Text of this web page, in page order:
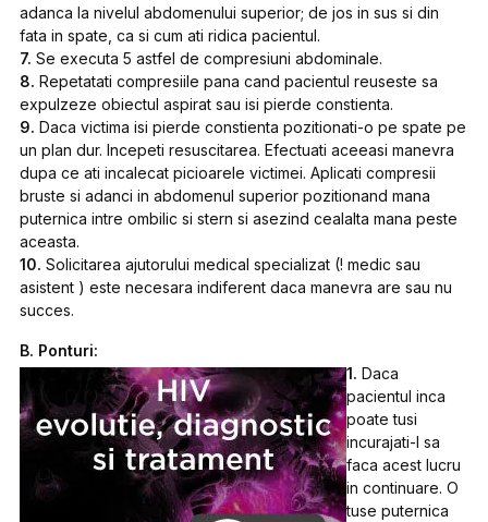
adanca la nivelul abdomenului superior; de jos in sus si din
fata in spate, ca si cum ati ridica pacientul.
7. Se executa 5 astfel de compresiuni abdominale.
8. Repetatati compresiile pana cand pacientul reuseste sa
expulzeze obiectul aspirat sau isi pierde constienta.
9. Daca victima isi pierde constienta pozitionati-o pe spate pe
un plan dur. Incepeti resuscitarea. Efectuati aceeasi manevra
dupa ce ati incalecat picioarele victimei. Aplicati compresii
bruste si adanci in abdomenul superior pozitionand mana
puternica intre ombilic si stern si asezind cealalta mana peste
aceasta.
10. Solicitarea ajutorului medical specializat (! medic sau
asistent ) este necesara indiferent daca manevra are sau nu
succes.
B. Ponturi:
1. Daca
pacientul inca
poate tusi
incurajati-l sa
faca acest lucru
in continuare. O
tuse puternica